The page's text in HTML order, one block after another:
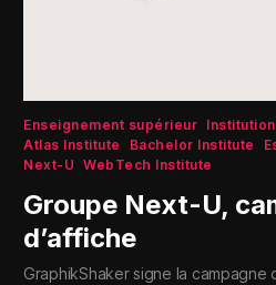
Enseignement supérieur
Atlas Institute
Bachelor Institute
Next-U WebTech Institute
Groupe Next-U,
d’affiche
GraphikShaker signe la campagne